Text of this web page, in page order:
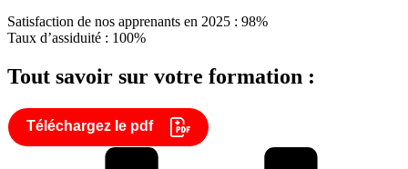
Satisfaction de nos apprenants en 2025 : 98%
Taux d’assiduité : 100%
Tout savoir sur votre formation :
Téléchargez le pdf